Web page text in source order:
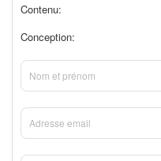
Contenu:
Conception: